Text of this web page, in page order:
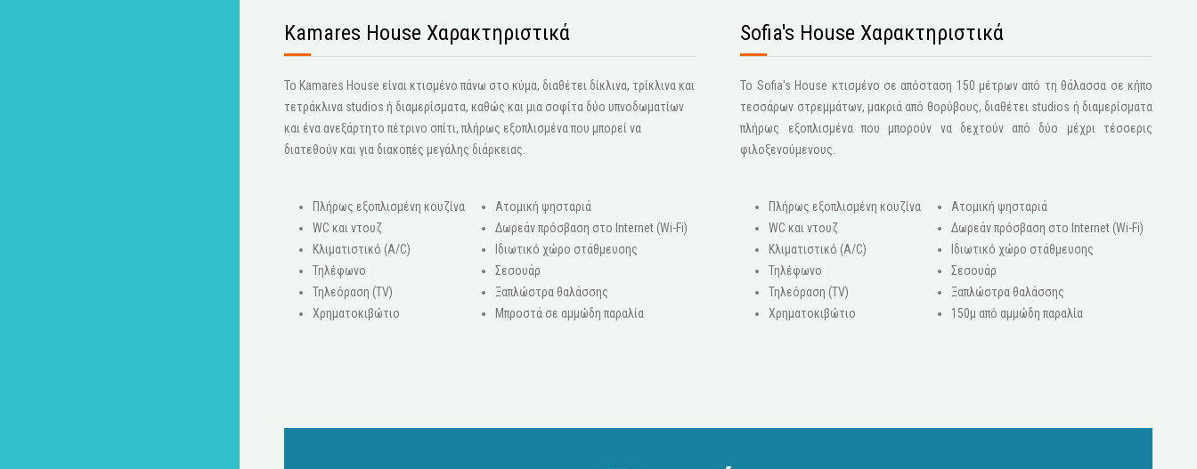
Kamares House Χαρακτηριστικά
Το Kamares House είναι κτισμένο πάνω στο κύμα, διαθέτει δίκλινα, τρίκλινα και
τετράκλινα studios ή διαμερίσματα, καθώς και μια σοφίτα δύο υπνοδωματίων
και ένα ανεξάρτητο πέτρινο σπίτι, πλήρως εξοπλισμένα που μπορεί να
διατεθούν και για διακοπές μεγάλης διάρκειας.
Πλήρως εξοπλισμένη κουζίνα
WC και ντουζ
Κλιματιστικό (A/C)
Τηλέφωνο
Τηλεόραση (ΤV)
Χρηματοκιβώτιο
Ατομική ψησταριά
Δωρεάν πρόσβαση στο Internet (Wi-Fi)
Ιδιωτικό χώρο στάθμευσης
Σεσουάρ
Ξαπλώστρα θαλάσσης
Μπροστά σε αμμώδη παραλία
Sofia's House Χαρακτηριστικά
Το Sofia's House κτισμένο σε απόσταση 150 μέτρων από τη θάλασσα σε κήπο
τεσσάρων στρεμμάτων, μακριά από θορύβους, διαθέτει studios ή διαμερίσματα
πλήρως εξοπλισμένα που μπορούν να δεχτούν από δύο μέχρι τέσσερις
φιλοξενούμενους.
Πλήρως εξοπλισμένη κουζίνα
WC και ντουζ
Κλιματιστικό (A/C)
Τηλέφωνο
Τηλεόραση (ΤV)
Χρηματοκιβώτιο
Ατομική ψησταριά
Δωρεάν πρόσβαση στο Internet (Wi-Fi)
Ιδιωτικό χώρο στάθμευσης
Σεσουάρ
Ξαπλώστρα θαλάσσης
150μ από αμμώδη παραλία